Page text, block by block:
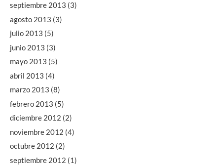
septiembre 2013 (3)
agosto 2013 (3)
julio 2013 (5)
junio 2013 (3)
mayo 2013 (5)
abril 2013 (4)
marzo 2013 (8)
febrero 2013 (5)
diciembre 2012 (2)
noviembre 2012 (4)
octubre 2012 (2)
septiembre 2012 (1)